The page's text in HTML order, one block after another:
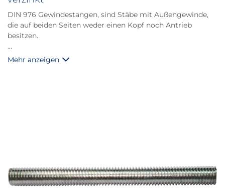
DIN 976 Gewindestangen, sind Stäbe mit Außengewinde,
die auf beiden Seiten weder einen Kopf noch Antrieb
besitzen.
Hinweis:
Mehr anzeigen